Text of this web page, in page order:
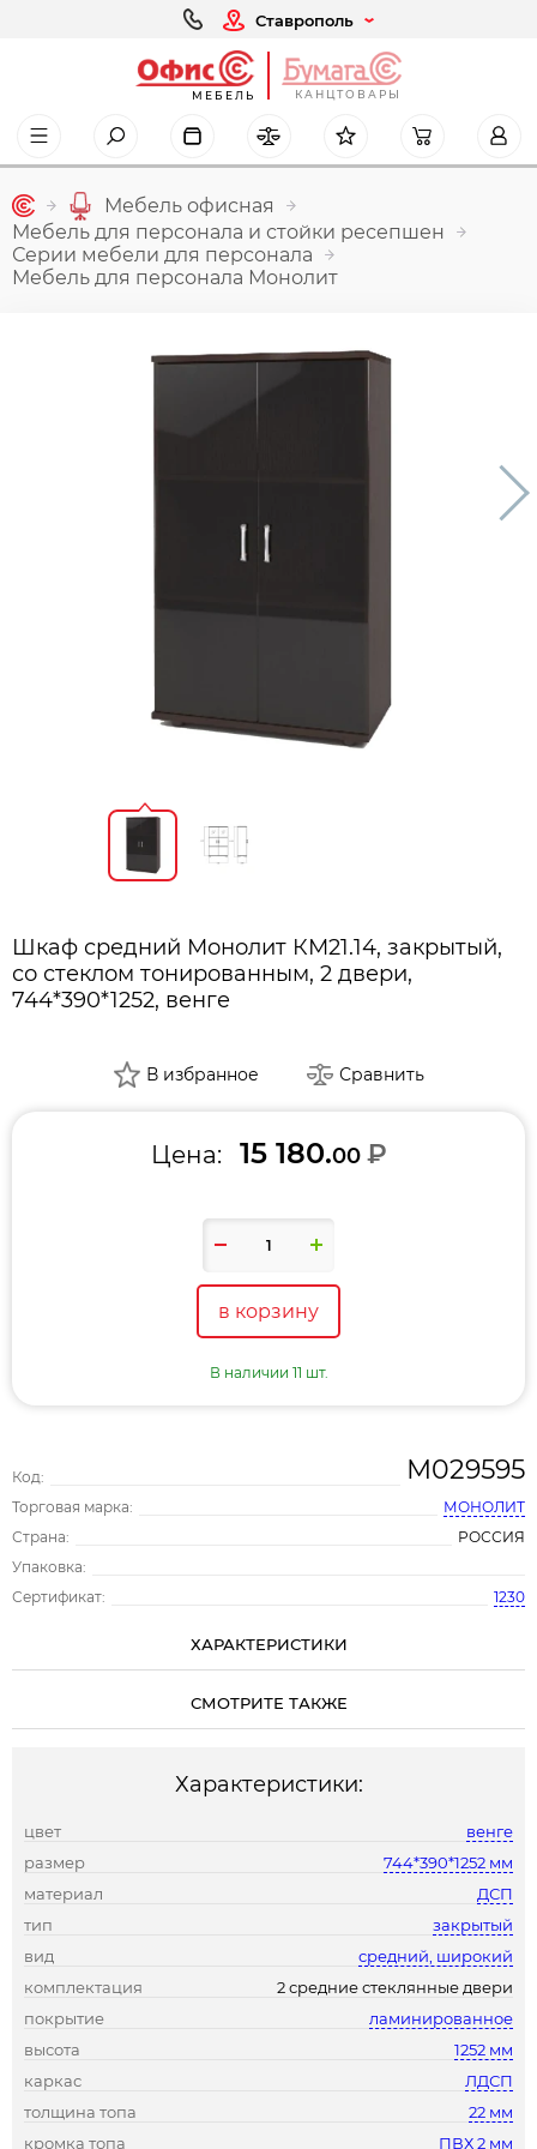
Ставрополь
МЕБЕЛЬ КАНЦТОВАРЫ
Мебель офисная
Мебель для персонала и стойки ресепшен
Серии мебели для персонала
Мебель для персонала Монолит
Шкаф средний Монолит КМ21.14, закрытый,
со стеклом тонированным, 2 двери,
744*390*1252, венге
Код: М029595
Торговая марка:
МОНОЛИТ
Страна:
РОССИЯ
Упаковка:
Сертификат:
1230
В избранное Сравнить
Цена: 15 180.00 ₽
в корзину
В наличии 11 шт.
ХАРАКТЕРИСТИКИ
СМОТРИТЕ ТАКЖЕ
Характеристики:
цвет
венге
размер
744*390*1252 мм
материал
ДСП
тип
закрытый
вид
средний, широкий
комплектация
2 средние стеклянные двери
покрытие
ламинированное
высота
1252 мм
каркас
ЛДСП
толщина топа
22 мм
кромка топа
ПВХ 2 мм